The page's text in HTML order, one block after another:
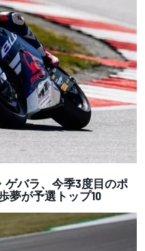
ゲバラ、今季3度目のポ
夢が予選トップ10